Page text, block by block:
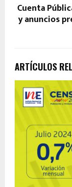
Cuenta
y anuncios
ARTÍCULOS